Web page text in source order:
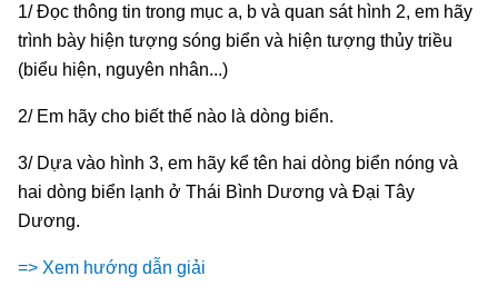
1/ Đọc thông tin trong mục a, b và quan sát hình 2, em hãy
trình bày hiện tượng sóng biển và hiện tượng thủy triều
(biểu hiện, nguyên nhân...)
2/ Em hãy cho biết thế nào là dòng biển.
3/ Dựa vào hình 3, em hãy kể tên hai dòng biển nóng và
hai dòng biển lạnh ở Thái Bình Dương và Đại Tây
Dương.
=> Xem hướng dẫn giải